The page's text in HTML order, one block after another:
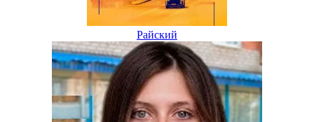
Райский